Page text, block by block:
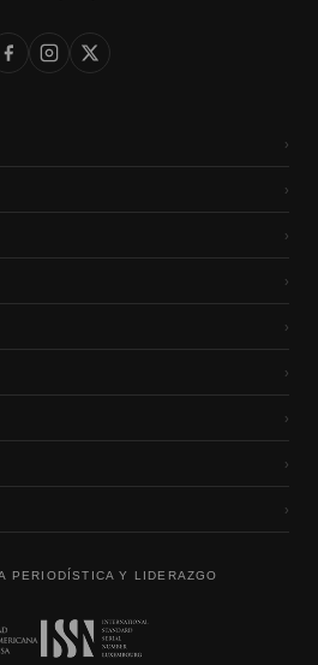
›
›
›
›
›
›
›
›
›
PERIODÍSTICA Y LIDERAZGO